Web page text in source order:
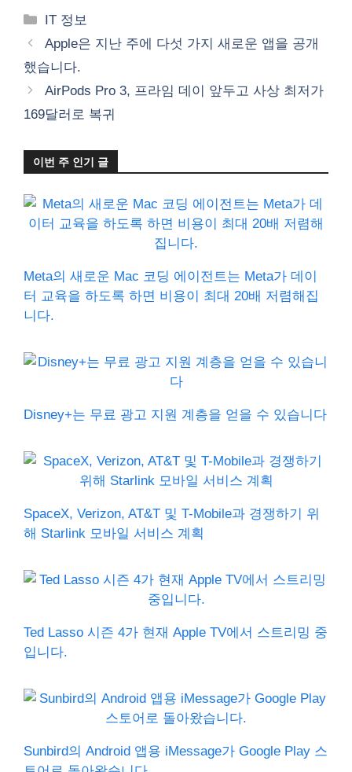
카
테
리
IT 정보
Apple은 지난 주에 다섯 가지 새로운 앱을 공개
했습니다.
AirPods Pro 3, 프라임 데이 앞두고 사상 최저가
169달러로 복귀
이번 주 인기 글
Meta의 새로운 Mac 코딩 에이전트는 Meta가 데이
터 교육을 하도록 하면 비용이 최대 20배 저렴해집
니다.
Disney+는 무료 광고 지원 계층을 얻을 수 있습니다
SpaceX, Verizon, AT&T 및 T-Mobile과 경쟁하기 위
해 Starlink 모바일 서비스 계획
Ted Lasso 시즌 4가 현재 Apple TV에서 스트리밍 중
입니다.
Sunbird의 Android 앱용 iMessage가 Google Play 스